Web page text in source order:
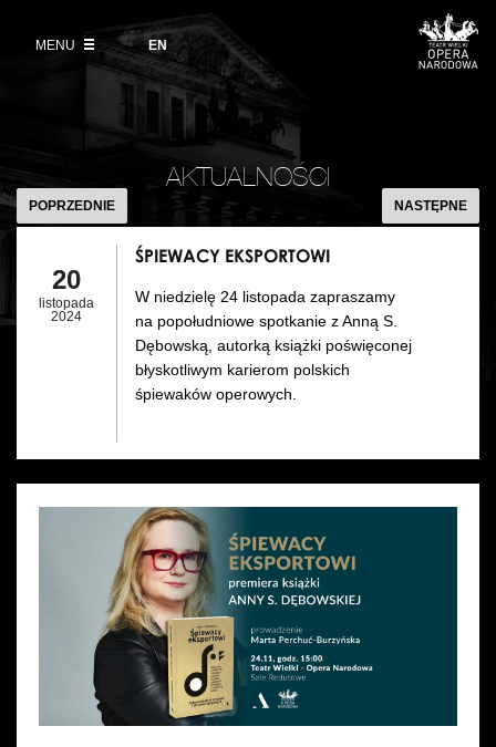
angielski
EN
MENUWystawy 2026/27
Informacje dla widzów
Zwroty biletów
Aktualności
Polski Balet Narodowy
Miejsce
Kulisy
Historia
DZIAŁALNOŚĆ
Galeria Opera
Muzeum Teatralne
Akademia Operowa
Konkurs Moniuszkowski
Wynajem kostiumów
Wynajem rekwizytów
Fundusze unijne
Dotacje celowe
AKTUALNOŚCI
POPRZEDNIE NASTĘPNE
20
listopada
2024
ŚPIEWACY EKSPORTOWI
W niedzielę 24 listopada zapraszamy
na popołudniowe spotkanie z Anną S.
Dębowską, autorką książki poświęconej
błyskotliwym karierom polskich
śpiewaków operowych.